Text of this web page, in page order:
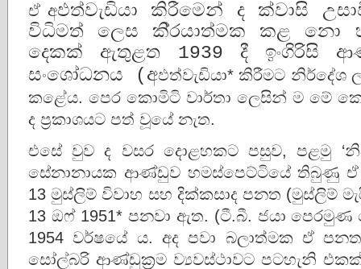
ඒ අඵත්වැඩියා කිරීමෙන් ද ක්වාසි
විධිමත් ලෙස කි‍්‍රයාත්මක කළ නො
දෙකක් ඇතුළත 1939 දී ඉංගිරිසි
සංශෝධනය (අඵත්වැඩියා* කිරීමට නිර්දේශ
කළේය. පෙර කොමිටි වාර්තා ලෙසින් ම මේ
ද ප‍්‍රකාශයට පත් වූයේ නැත.
එසේ වුව ද වසර දොළහකට පසුව, පළමු
සේනානායක ආණ්ඩුව හමස්පෙට්ටියේ තිබුණු ඒ
13 මුස්ලිම් විවාහ සහ දික්කසාද පනත (මුස්ලිම්
13 ඔෆ් 1951* පනවා ඇත. (ටී.බී. ජයා
1954 වර්ෂයේ ය. අද පවා බලාත්මක ඒ
සෝල්බරි ආණ්ඩුක‍්‍රම ව්‍යවස්ථාවට පටහැනි